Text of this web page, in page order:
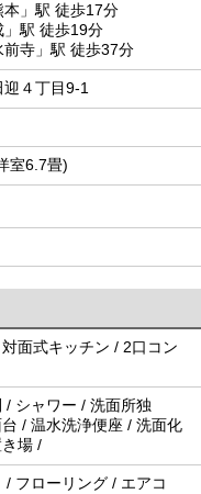
本」駅 徒歩17分
」駅 徒歩19分
前寺」駅 徒歩37分
迎４丁目9-1
室6.7畳)
面式キッチン / 2口コン
/ シャワー / 洗面所独
/ 温水洗浄便座 / 洗面化
場 /
フローリング / エアコ